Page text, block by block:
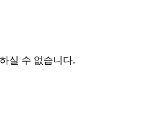
실 수 없습니다.